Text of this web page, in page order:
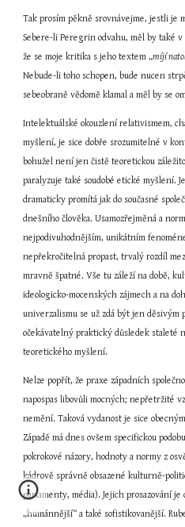
Tak prosím pěkně srovnávejme, jestli je
Sebere-li Peregrin odvahu, měl by také
že se moje kritika s jeho textem „míjí
Nebude-li toho schopen, bude nucen
sebeobraně vědomě klamal a měl by se
Intelektuálské okouzlení relativismem,
myšlení, je sice dobře srozumitelné v
bohužel není jen čistě teoretickou
paralyzuje také soudobé etické myšlení.
dramaticky promítá jak do současné
dnešního člověka. Usamozřejměná a
nejpodivuhodnějším, unikátním
nepřekročitelná propast, trvalý rozdíl
mravně špatné. Vše tu záleží na době,
ideologicko-mocenských zájmech a na
univerzalismu se už zdá být jen děsivým
očekávatelný praktický důsledek staleté
teoretického myšlení.
Nelze popřít, že praxe západních
napospas libovůli mocných; nepřetržité
nemění. Taková vydanost je sice
Západě má dnes ovšem specifickou
pokrokové názory, hodnoty a normy z
kádrově správně obsazené kulturně-
parlamenty, média). Jejich prosazování je
„humánnější“ a také sofistikovanější.